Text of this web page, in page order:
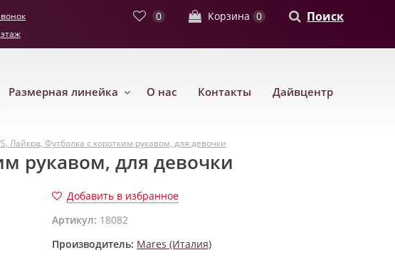
0 Корзина 0 Поиск
Размерная линейка О нас Контакты Дайвцентр
S, Лайкра, Футболка с коротким рукавом, для девочки
рукавом, для девочки
Добавить в избранное
Артикул: 18082
Производитель: Mares (Италия)